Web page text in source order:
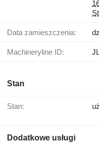
Data zamieszczenia:
Machineryline ID:
Stan
Stan:
Dodatkowe usługi